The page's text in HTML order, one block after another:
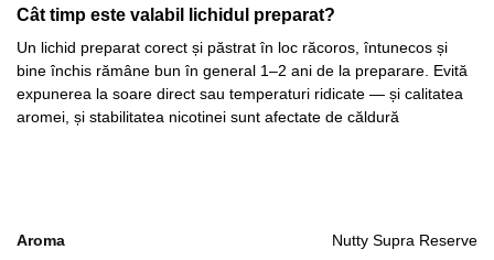
Cât timp este valabil lichidul preparat?
Un lichid preparat corect și păstrat în loc răcoros, întunecos și
bine închis rămâne bun în general 1–2 ani de la preparare. Evită
expunerea la soare direct sau temperaturi ridicate — și calitatea
aromei, și stabilitatea nicotinei sunt afectate de căldură
Aroma Nutty Supra Reserve